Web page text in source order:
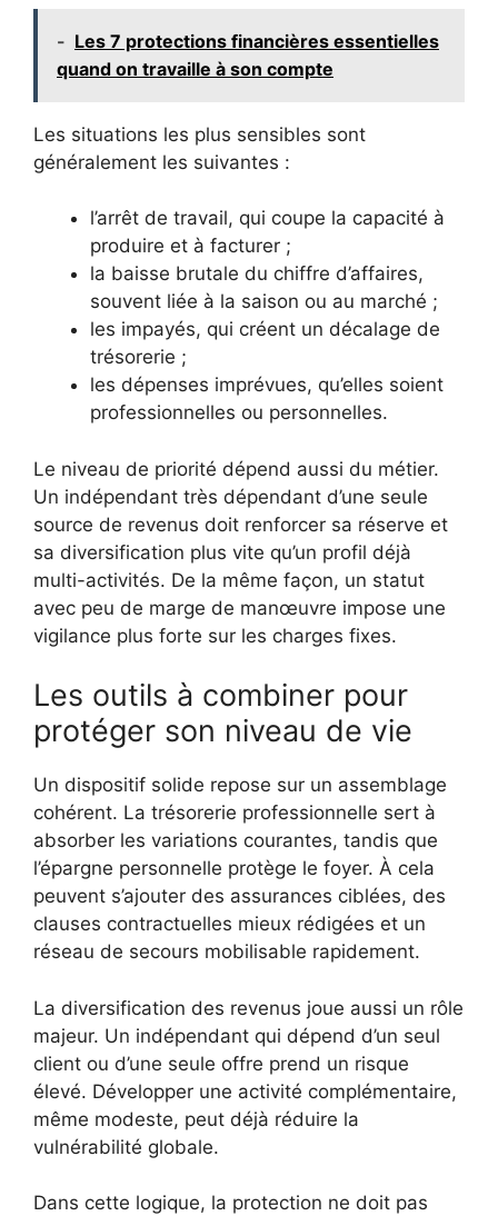
- Les 7 protections financières essentielles
quand on travaille à son compte
Les situations les plus sensibles sont
généralement les suivantes :
l’arrêt de travail, qui coupe la capacité à
produire et à facturer ;
la baisse brutale du chiffre d’affaires,
souvent liée à la saison ou au marché ;
les impayés, qui créent un décalage de
trésorerie ;
les dépenses imprévues, qu’elles soient
professionnelles ou personnelles.
Le niveau de priorité dépend aussi du métier.
Un indépendant très dépendant d’une seule
source de revenus doit renforcer sa réserve et
sa diversification plus vite qu’un profil déjà
multi-activités. De la même façon, un statut
avec peu de marge de manœuvre impose une
vigilance plus forte sur les charges fixes.
Les outils à combiner pour
protéger son niveau de vie
Un dispositif solide repose sur un assemblage
cohérent. La trésorerie professionnelle sert à
absorber les variations courantes, tandis que
l’épargne personnelle protège le foyer. À cela
peuvent s’ajouter des assurances ciblées, des
clauses contractuelles mieux rédigées et un
réseau de secours mobilisable rapidement.
La diversification des revenus joue aussi un rôle
majeur. Un indépendant qui dépend d’un seul
client ou d’une seule offre prend un risque
élevé. Développer une activité complémentaire,
même modeste, peut déjà réduire la
vulnérabilité globale.
Dans cette logique, la protection ne doit pas